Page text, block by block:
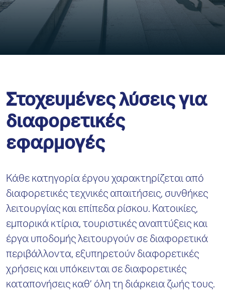
Στοχευμένες λύσεις για
διαφορετικές
εφαρμογές
Κάθε κατηγορία έργου χαρακτηρίζεται από
διαφορετικές τεχνικές απαιτήσεις, συνθήκες
λειτουργίας και επίπεδα ρίσκου. Κατοικίες,
εμπορικά κτίρια, τουριστικές αναπτύξεις και
έργα υποδομής λειτουργούν σε διαφορετικά
περιβάλλοντα, εξυπηρετούν διαφορετικές
χρήσεις και υπόκεινται σε διαφορετικές
καταπονήσεις καθ’ όλη τη διάρκεια ζωής τους.